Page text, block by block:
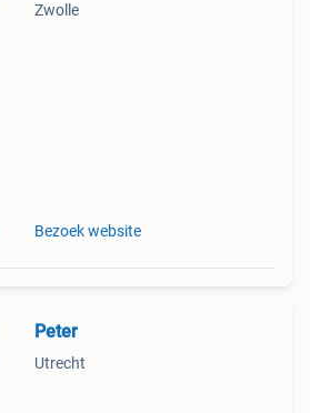
Zwolle
Bezoek website
Peter
Utrecht